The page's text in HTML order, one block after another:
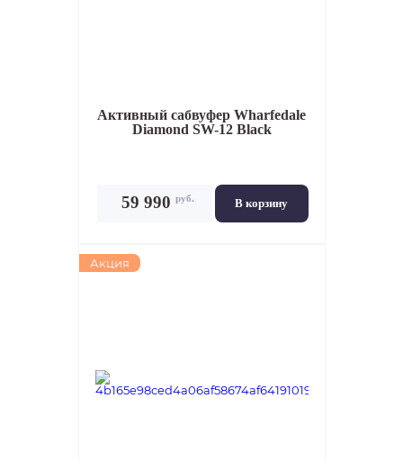
Активный сабвуфер Wharfedale
Diamond SW-12 Black
В корзину
59 990 руб.
Акция